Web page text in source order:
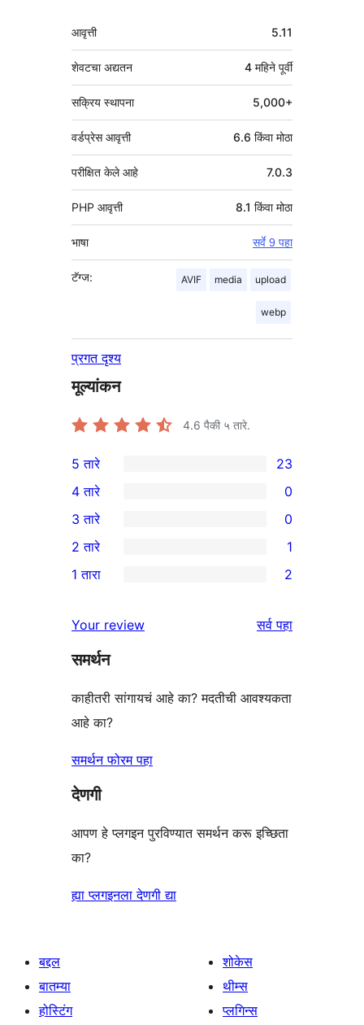
मेटा
आवृत्ती 5.11
शेवटचा अद्यतन 4 महिने पूर्वी
सक्रिय स्थापना 5,000+
वर्डप्रेस आवृत्ती 6.6 किंवा मोठा
परीक्षित केले आहे 7.0.3
PHP आवृत्ती 8.1 किंवा मोठा
भाषा सर्वे 9 पहा
टॅग्ज: AVIF media upload
webp
प्रगत दृश्य
मूल्यांकन
4.6 पैकी ५ तारे.
23
5-
तारांकित
परीक्षणे
5 तारे 23
4-
तारांकित
परीक्षणे
4 तारे 0
0
3-
तारांकित
3 तारे 0
2-
पुनरावलोकन
2 तारे 1
तारांकित
परीक्षणे
1 तारा 2
Your review सर्वपुनरावलोकने
पहा
समर्थन
काहीतरी सांगायचं आहे का? मदतीची आवश्यकता
आहे का?
समर्थन फोरम पहा
देणगी
आपण हे प्लगइन पुरविण्यात समर्थन करू इच्छिता
का?
ह्या प्लगइनला देणगी द्या
बद्दल
बातम्या
होस्टिंग
शोकेस
थीम्स
प्लगिन्स